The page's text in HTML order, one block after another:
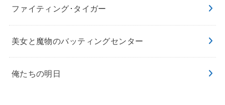
ファイティング･タイガー
美女と魔物のバッティングセンター
俺たちの明日